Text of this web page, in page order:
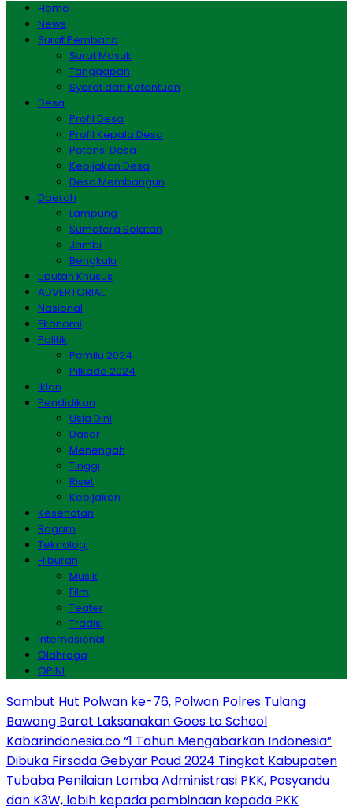
Home
News
Surat Pembaca
Surat Masuk
Tanggapan
Syarat dan Ketentuan
Desa
Profil Desa
Profil Kepala Desa
Potensi Desa
Kebijakan Desa
Desa Membangun
Daerah
Lampung
Sumatera Selatan
Jambi
Bengkulu
Liputan Khusus
ADVERTORIAL
Nasional
Ekonomi
Politik
Pemilu 2024
Pilkada 2024
Iklan
Pendidikan
Usia Dini
Dasar
Menengah
Tinggi
Riset
Kebijakan
Kesehatan
Ragam
Teknologi
Hiburan
Musik
Film
Teater
Tradisi
Internasional
Olahraga
OPINI
Sambut Hut Polwan ke-76, Polwan Polres Tulang
Bawang Barat Laksanakan Goes to School
Kabarindonesia.co “1 Tahun Mengabarkan Indonesia”
Dibuka Firsada Gebyar Paud 2024 Tingkat Kabupaten
Tubaba Penilaian Lomba Administrasi PKK, Posyandu
dan K3W, lebih kepada pembinaan kepada PKK